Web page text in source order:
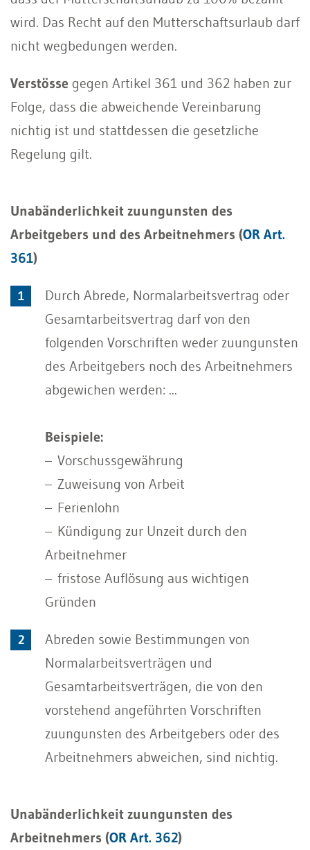
wird. Das Recht auf den Mutterschaftsurlaub darf
nicht wegbedungen werden.
Verstösse gegen Artikel 361 und 362 haben zur
Folge, dass die abweichende Vereinbarung
nichtig ist und stattdessen die gesetzliche
Regelung gilt.
Unabänderlichkeit zuungunsten des
Arbeitgebers und des Arbeitnehmers (OR Art.
361)
Durch Abrede, Normalarbeitsvertrag oder
Gesamtarbeitsvertrag darf von den
folgenden Vorschriften weder zuungunsten
des Arbeitgebers noch des Arbeitnehmers
abgewichen werden: ...
Beispiele:
– Vorschussgewährung
– Zuweisung von Arbeit
– Ferienlohn
– Kündigung zur Unzeit durch den
Arbeitnehmer
– fristose Auflösung aus wichtigen
Gründen
Abreden sowie Bestimmungen von
Normalarbeitsverträgen und
Gesamtarbeitsverträgen, die von den
vorstehend angeführten Vorschriften
zuungunsten des Arbeitgebers oder des
Arbeitnehmers abweichen, sind nichtig.
Unabänderlichkeit zuungunsten des
Arbeitnehmers (OR Art. 362)